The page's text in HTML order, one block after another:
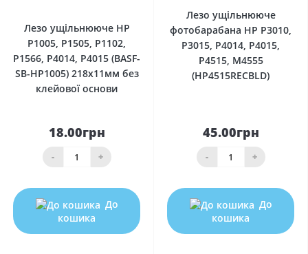
Лезо ущільнююче HP
P1005, P1505, P1102,
P1566, P4014, P4015 (BASF-
SB-HP1005) 218x11мм без
клейової основи
18.00грн
- +
До
кошика
Лезо ущільнююче
фотобарабана HP P3010,
P3015, P4014, P4015,
P4515, M4555
(HP4515RECBLD)
45.00грн
- +
До
кошика